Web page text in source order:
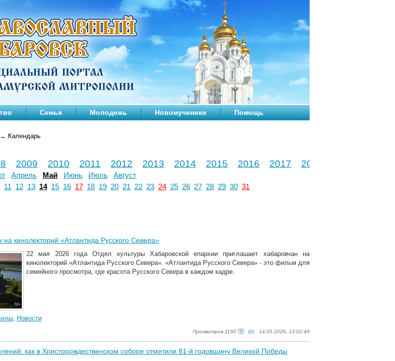
Семья Молодежь Новомученики Помощь
→ Календарь
2009 2010 2011 2012 2013 2014 2015 2016 2017 2018
Апрель Май Июнь Июль
Август
11 12 13 14 15 16 17 18 19 20 21 22 23 24 25 26 27 28 29 30 31
кинолекторий «Атлантида Русского Севера»
22 мая 2026 года Отдел культуры Хабаровской епархии приглашает хабаровчан на
кинолекторий «Атлантида Русского Севера». «Атлантида Русского Севера» - это фильм для
семейного просмотра, где красота Русского Севера в каждом кадре.
, Новости
Просмотров 1150 (0) 14.05.2026, 13:02:49
как в Христорождественском соборе отметили 81-й годовщину Великой Победы